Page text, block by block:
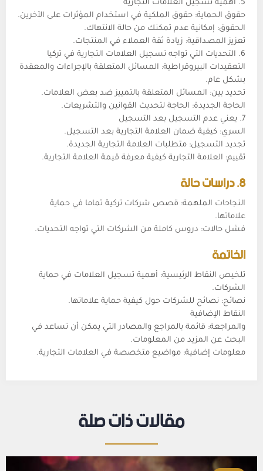
5. أهمية تسجيل العلامات التجارية
حقوق الحماية: حقوق الملكية في استخدام المؤثرات على الآخرين.
الحقوق: إمكانية عدم تمكنك من حالة الانتهاك.
تعزيز المصداقية: زيادة ثقة العملاء في المنتجات.
6. التحديات التي تواجه تسجيل العلامات التجارية في تركيا
التعقيدات البيروقراطية: المسائل المتعلقة بالإجراءات والمعقدة
بشكل عام.
تحديد بين: المسائل المتعلقة بالتمييز ضد بعض العلامات.
الحاجة الجديدة: الحاجة لتحديث القوانين والتشريعات.
7. يعني عدم التسجيل بعد التسجيل
السري: كيفية ضمان العلامة التجارية بعد التسجيل.
تجديد التسجيل: متطلبات العلامة التجارية الجديدة.
تقييم: العلامة التجارية كيفية معرفة قيمة العلامة التجارية.
8. دراسات حالة
النجاحات الملهمة: قصص شركات تركية تماما في حماية
علاماتها.
فشل حالات: دروس كاملة من الشركات التي تواجه التحديات.
الخاتمة
تلخيص النقاط الرئيسية: أهمية تسجيل العلامات في حماية
الشركات.
نصائح: نصائح للشركات حول كيفية حماية علاماتها.
النقاط الإضافية
والمراجعة: قائمة بالمراجع والمصادر التي يمكن أن تساعد في
البحث عن المزيد من المعلومات.
معلومات إضافية: مواضيع متخصصة في العلامات التجارية.
مقالات ذات صلة